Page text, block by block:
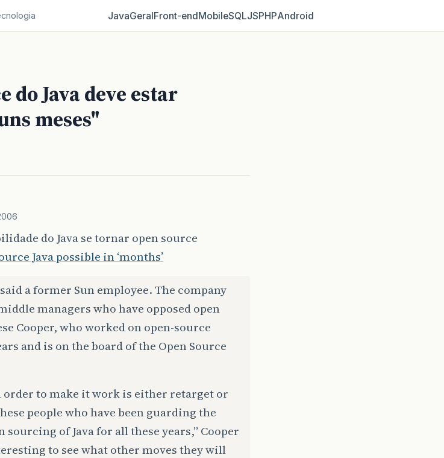
JavaGeralFront‑endMobileSQLJSPHPAndroid
do Java deve estar
meses"
do Java se tornar open source
Java possible in ‘months’
said a former Sun employee. The company
managers who have opposed open
Cooper, who worked on open-source
and is on the board of the Open Source
order to make it work is either retarget or
people who have been guarding the
sourcing of Java for all these years,” Cooper
to see what other moves they will